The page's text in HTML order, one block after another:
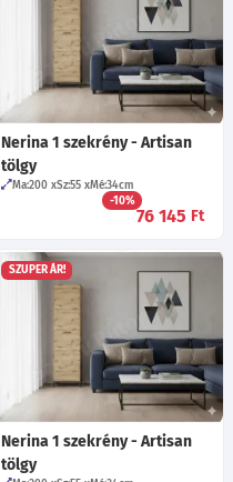
Nerina 1 szekrény - Artisan
tölgy
Ma:200 Sz:55 Mé:34cm
-10%
76 145 Ft
SZUPER ÁR!
Nerina 1 szekrény - Artisan
tölgy